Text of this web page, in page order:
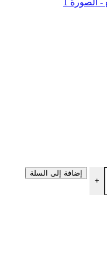
+
إضافة إلى السلة